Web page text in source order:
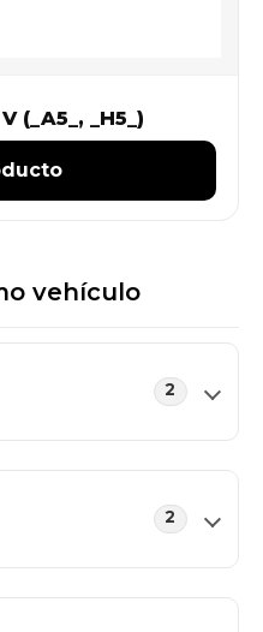
(_A5_, _H5_)
vehículo
2
2